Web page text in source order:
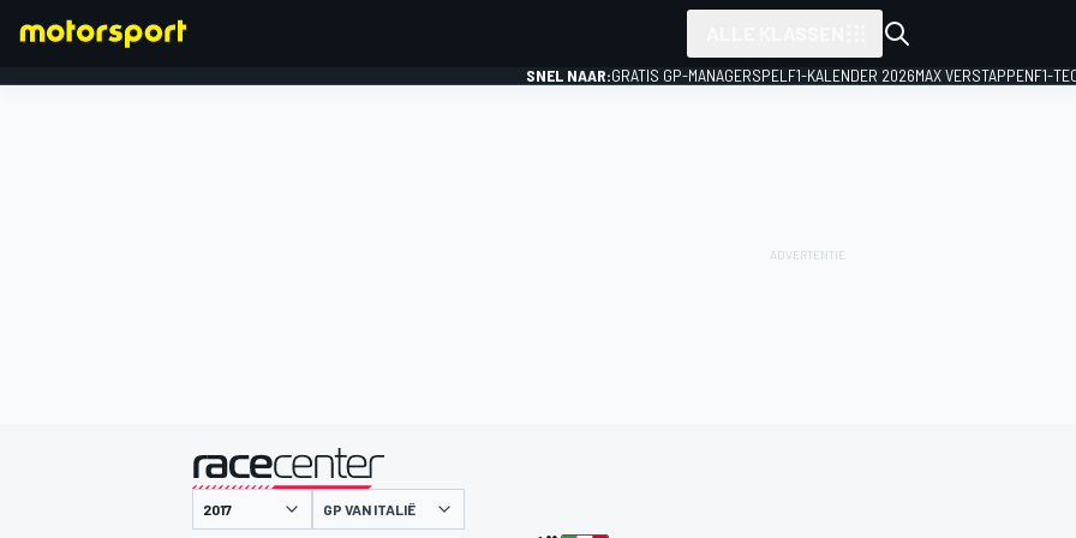
SNEL NAAR:GRATIS GP-MANAGERSPEL F1-KALENDER 2026MAX VERSTAPPENF1-
gepresenteerd door
GP VAN ITALIË